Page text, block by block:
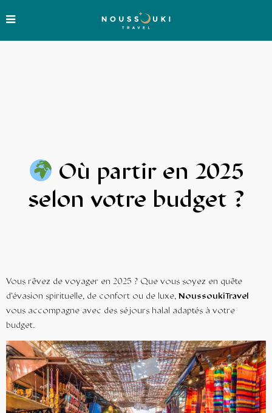
Où partir en 2025
selon votre budget ?
Vous rêvez de voyager en 2025 ? Que vous soyez en quête
d’évasion spirituelle, de confort ou de luxe, NoussoukiTravel
vous accompagne avec des séjours halal adaptés à votre
budget.